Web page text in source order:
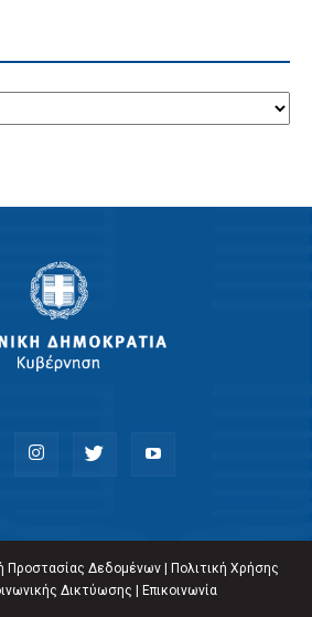
Προστασίας Δεδομένων|
Πολιτική Χρήσης
Δικτύωσης
Επικοινωνία